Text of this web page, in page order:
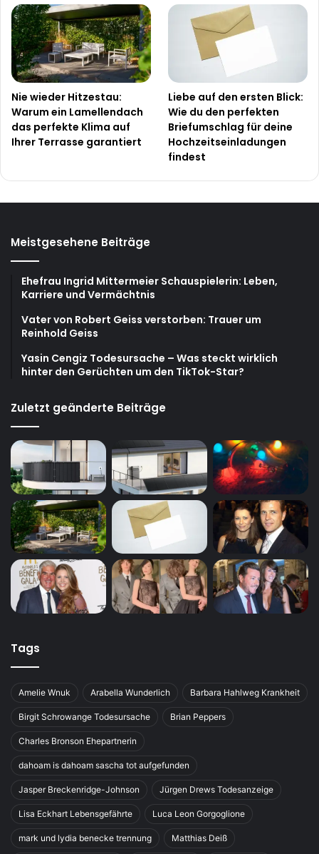
Nie wieder Hitzestau:
Warum ein Lamellendach
das perfekte Klima auf
Ihrer Terrasse garantiert
Liebe auf den ersten Blick:
Wie du den perfekten
Briefumschlag für deine
Hochzeitseinladungen
findest
Meistgesehene Beiträge
Ehefrau Ingrid Mittermeier Schauspielerin: Leben,
Karriere und Vermächtnis
Vater von Robert Geiss verstorben: Trauer um
Reinhold Geiss
Yasin Cengiz Todesursache – Was steckt wirklich
hinter den Gerüchten um den TikTok-Star?
Zuletzt geänderte Beiträge
Tags
Amelie Wnuk Arabella Wunderlich Barbara Hahlweg Krankheit
Birgit Schrowange Todesursache Brian Peppers
Charles Bronson Ehepartnerin
dahoam is dahoam sascha tot aufgefunden
Jasper Breckenridge-Johnson Jürgen Drews Todesanzeige
Lisa Eckhart Lebensgefährte Luca Leon Gorgoglione
mark und lydia benecke trennung Matthias Deiß